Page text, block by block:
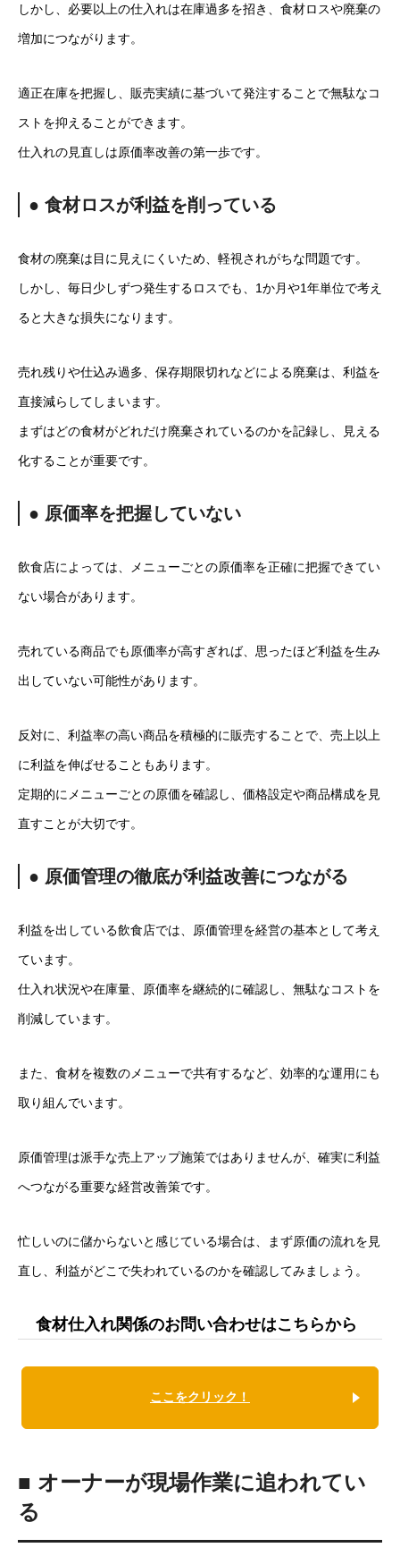
しかし、必要以上の仕入れは在庫過多を招き、食材ロスや廃棄の
増加につながります。
適正在庫を把握し、販売実績に基づいて発注することで無駄なコ
ストを抑えることができます。
仕入れの見直しは原価率改善の第一歩です。
● 食材ロスが利益を削っている
食材の廃棄は目に見えにくいため、軽視されがちな問題です。
しかし、毎日少しずつ発生するロスでも、1か月や1年単位で考え
ると大きな損失になります。
売れ残りや仕込み過多、保存期限切れなどによる廃棄は、利益を
直接減らしてしまいます。
まずはどの食材がどれだけ廃棄されているのかを記録し、見える
化することが重要です。
● 原価率を把握していない
飲食店によっては、メニューごとの原価率を正確に把握できてい
ない場合があります。
売れている商品でも原価率が高すぎれば、思ったほど利益を生み
出していない可能性があります。
反対に、利益率の高い商品を積極的に販売することで、売上以上
に利益を伸ばせることもあります。
定期的にメニューごとの原価を確認し、価格設定や商品構成を見
直すことが大切です。
● 原価管理の徹底が利益改善につながる
利益を出している飲食店では、原価管理を経営の基本として考え
ています。
仕入れ状況や在庫量、原価率を継続的に確認し、無駄なコストを
削減しています。
また、食材を複数のメニューで共有するなど、効率的な運用にも
取り組んでいます。
原価管理は派手な売上アップ施策ではありませんが、確実に利益
へつながる重要な経営改善策です。
忙しいのに儲からないと感じている場合は、まず原価の流れを見
直し、利益がどこで失われているのかを確認してみましょう。
食材仕入れ関係のお問い合わせはこちらから
ここをクリック！
■ オーナーが現場作業に追われてい
る